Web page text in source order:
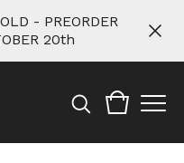
- PREORDER
20th